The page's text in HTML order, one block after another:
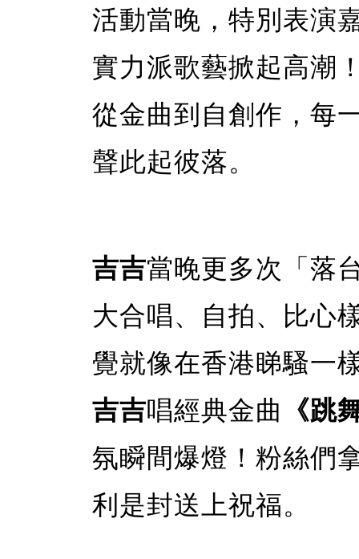
活動當晚，特別表演
實力派歌藝掀起高
從金曲到自創作，每
聲此起彼落。
吉吉當晚更多次「落
大合唱、自拍、比心
覺就像在香港睇騷一
吉吉唱經典金曲
《跳
氛瞬間爆燈！粉絲們
利是封送上祝福。